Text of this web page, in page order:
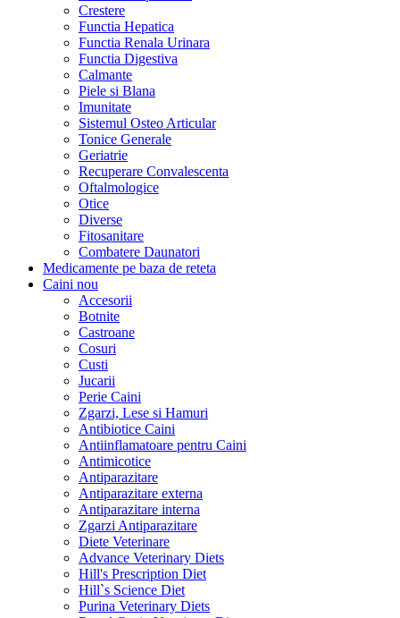
Crestere
Functia Hepatica
Functia Renala Urinara
Functia Digestiva
Calmante
Piele si Blana
Imunitate
Sistemul Osteo Articular
Tonice Generale
Geriatrie
Recuperare Convalescenta
Oftalmologice
Otice
Diverse
Fitosanitare
Combatere Daunatori
Medicamente pe baza de reteta
Caini nou
Accesorii
Botnite
Castroane
Cosuri
Custi
Jucarii
Perie Caini
Zgarzi, Lese si Hamuri
Antibiotice Caini
Antiinflamatoare pentru Caini
Antimicotice
Antiparazitare
Antiparazitare externa
Antiparazitare interna
Zgarzi Antiparazitare
Diete Veterinare
Advance Veterinary Diets
Hill's Prescription Diet
Hill`s Science Diet
Purina Veterinary Diets